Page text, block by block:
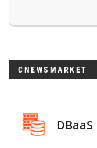
CNEWSMARKET
DBaaS